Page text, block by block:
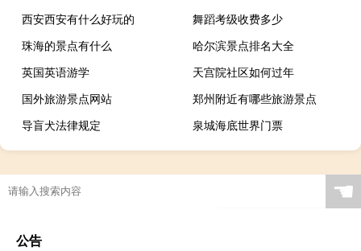
西安西安有什么好玩的
舞蹈考级收费多少
珠海的景点有什么
哈尔滨景点排名大全
英国英语游学
天宫院社区如何过年
国外旅游景点网站
郑州附近有哪些旅游景点
导盲犬法律规定
泉城海底世界门票
☚
公告